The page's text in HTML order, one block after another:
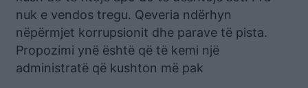
nuk e vendos tregu. Qeveria ndërhyn
nëpërmjet korrupsionit dhe parave të pista.
Propozimi ynë është që të kemi një
administratë që kushton më pak